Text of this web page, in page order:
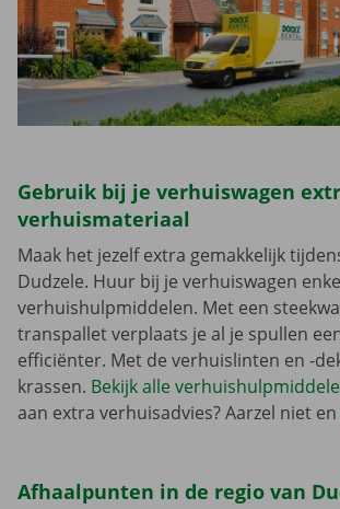
Gebruik bij je verhuiswagen
verhuismateriaal
Maak het jezelf extra gemakkelijk
Dudzele. Huur bij je verhuiswagen
verhuishulpmiddelen. Met een
transpallet verplaats je al je spullen
efficiënter. Met de verhuislinten en -
krassen. Bekijk alle
aan extra verhuisadvies? Aarzel niet en
Afhaalpunten in de regio van